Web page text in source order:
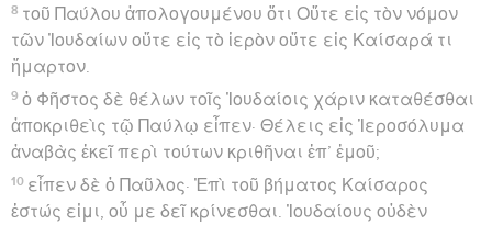
8 τοῦ Παύλου ἀπολογουμένου ὅτι Οὔτε εἰς τὸν νόμον
τῶν Ἰουδαίων οὔτε εἰς τὸ ἱερὸν οὔτε εἰς Καίσαρά τι
ἥμαρτον.
9 ὁ Φῆστος δὲ θέλων τοῖς Ἰουδαίοις χάριν καταθέσθαι
ἀποκριθεὶς τῷ Παύλῳ εἶπεν· Θέλεις εἰς Ἱεροσόλυμα
ἀναβὰς ἐκεῖ περὶ τούτων κριθῆναι ἐπ’ ἐμοῦ;
10 εἶπεν δὲ ὁ Παῦλος· Ἐπὶ τοῦ βήματος Καίσαρος
ἑστώς εἰμι, οὗ με δεῖ κρίνεσθαι. Ἰουδαίους οὐδὲν